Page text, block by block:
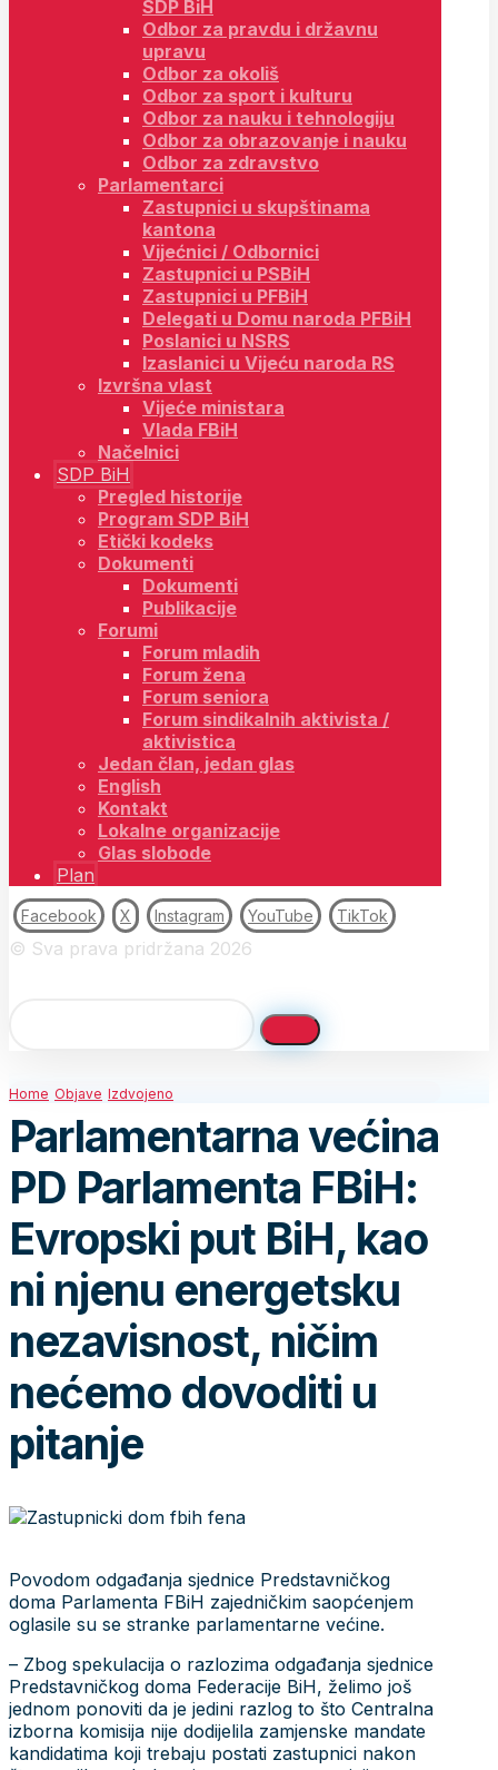
SDP BiH
Odbor za pravdu i državnu
upravu
Odbor za okoliš
Odbor za sport i kulturu
Odbor za nauku i tehnologiju
Odbor za obrazovanje i nauku
Odbor za zdravstvo
Parlamentarci
Zastupnici u skupštinama
kantona
Vijećnici / Odbornici
Zastupnici u PSBiH
Zastupnici u PFBiH
Delegati u Domu naroda PFBiH
Poslanici u NSRS
Izaslanici u Vijeću naroda RS
Izvršna vlast
Vijeće ministara
Vlada FBiH
Načelnici
SDP BiH
Pregled historije
Program SDP BiH
Etički kodeks
Dokumenti
Dokumenti
Publikacije
Forumi
Forum mladih
Forum žena
Forum seniora
Forum sindikalnih aktivista /
aktivistica
Jedan član, jedan glas
English
Kontakt
Lokalne organizacije
Glas slobode
Plan
Facebook X Instagram YouTube TikTok
© Sva prava pridržana 2026
Home Objave Izdvojeno
Parlamentarna većina
PD Parlamenta FBiH:
Evropski put BiH, kao
ni njenu energetsku
nezavisnost, ničim
nećemo dovoditi u
pitanje
Povodom odgađanja sjednice Predstavničkog
doma Parlamenta FBiH zajedničkim saopćenjem
oglasile su se stranke parlamentarne većine.
– Zbog spekulacija o razlozima odgađanja sjednice
Predstavničkog doma Federacije BiH, želimo još
jednom ponoviti da je jedini razlog to što Centralna
izborna komisija nije dodijelila zamjenske mandate
kandidatima koji trebaju postati zastupnici nakon